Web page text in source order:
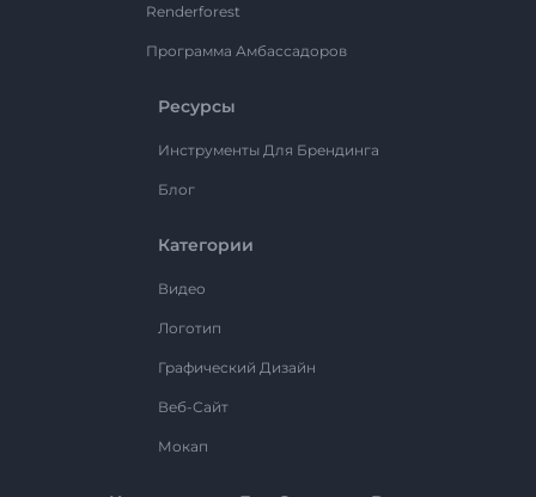
Renderforest
Программа Амбассадоров
Ресурсы
Инструменты Для Брендинга
Блог
Категории
Видео
Логотип
Графический Дизайн
Веб-Сайт
Мокап